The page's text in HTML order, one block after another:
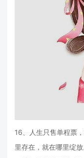
16、人生只售单程票
里存在，就在哪里绽